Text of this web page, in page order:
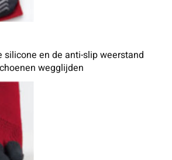
silicone en de anti-slip weerstand
wegglijden